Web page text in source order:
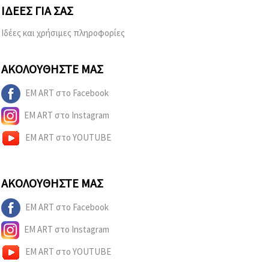
ΙΔΈΕΣ ΓΙΑ ΣΑΣ
Ιδέες και χρήσιμες πληροφορίες
ΑΚΟΛΟΥΘΉΣΤΕ ΜΑΣ
EM ART στο Facebook
EM ART στο Instagram
EM ART στο YOUTUBE
ΑΚΟΛΟΥΘΉΣΤΕ ΜΑΣ
EM ART στο Facebook
EM ART στο Instagram
EM ART στο YOUTUBE